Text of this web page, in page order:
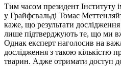
Тим часом президент Інституту
у Грайфсвальді Томас
каже, що результати
лише підтверджують те, що ми
Однак експерт наголосив на
дослідження з такою кількістю
тварин. Адже отримати доступ